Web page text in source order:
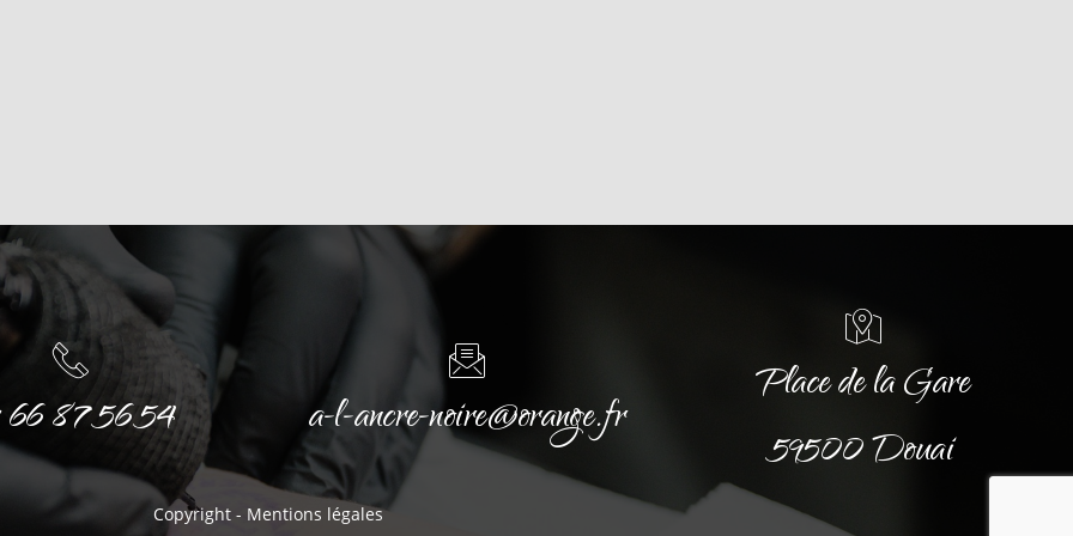
87 56 54 a-l-ancre-noire@orange.fr
Place de la Gare
59500 Douai
Copyright - Mentions légales